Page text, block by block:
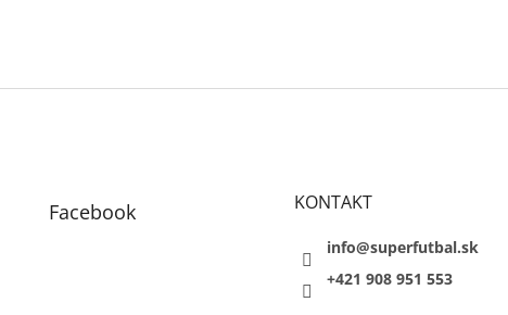
Facebook KONTAKT
info@superfutbal.sk
+421 908 951 553